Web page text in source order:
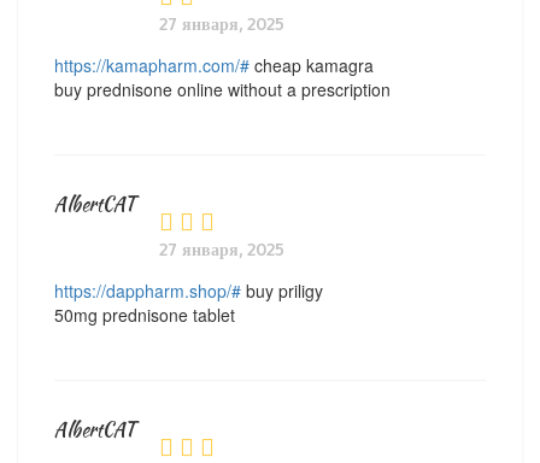
27 января, 2025
https://kamapharm.com/# cheap kamagra
buy prednisone online without a prescription
AlbertCAT
27 января, 2025
https://dappharm.shop/# buy priligy
50mg prednisone tablet
AlbertCAT